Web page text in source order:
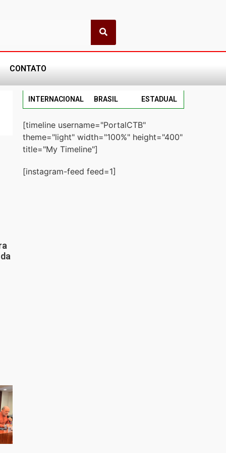
CONTATO
INTERNACIONAL BRASIL ESTADUAL
[timeline username="PortalCTB"
theme="light" width="100%" height="400"
title="My Timeline"]
[instagram-feed feed=1]